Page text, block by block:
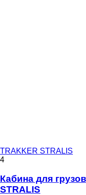
TRAKKER STRALIS
4
Кабина для
STRALIS